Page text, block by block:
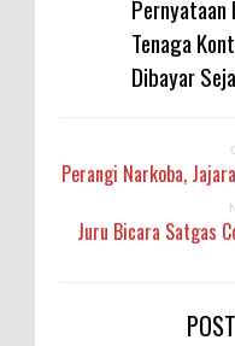
Tenaga
Dibayar
Perangi Narkoba,
Juru Bicara Satgas